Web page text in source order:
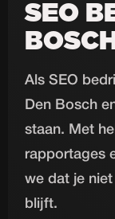
SEO
BOSCH
Als SEO
Den Bosch
staan. Met
rapportages
we dat je
blijft.